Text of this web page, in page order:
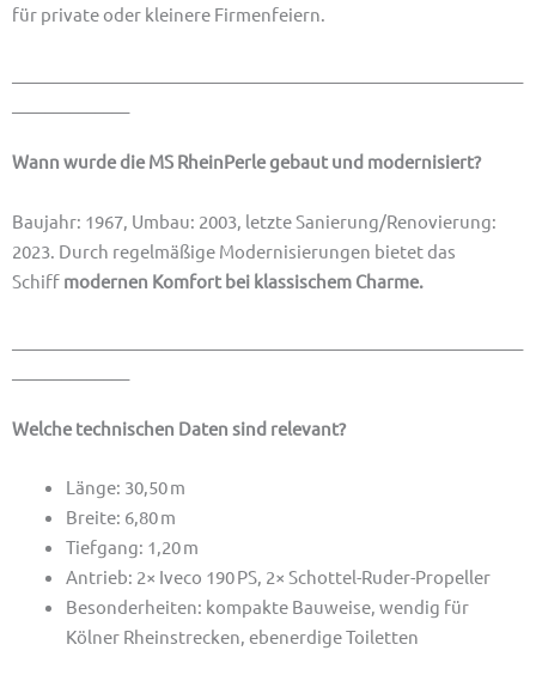
für private oder kleinere Firmenfeiern.
Wann wurde die MS RheinPerle gebaut und modernisiert?
Baujahr: 1967, Umbau: 2003, letzte Sanierung/Renovierung:
2023. Durch regelmäßige Modernisierungen bietet das
Schiff modernen Komfort bei klassischem Charme.
Welche technischen Daten sind relevant?
Länge: 30,50 m
Breite: 6,80 m
Tiefgang: 1,20 m
Antrieb: 2× Iveco 190 PS, 2× Schottel-Ruder-Propeller
Besonderheiten: kompakte Bauweise, wendig für
Kölner Rheinstrecken, ebenerdige Toiletten